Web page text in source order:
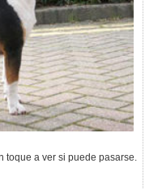
toque a ver si puede pasarse.